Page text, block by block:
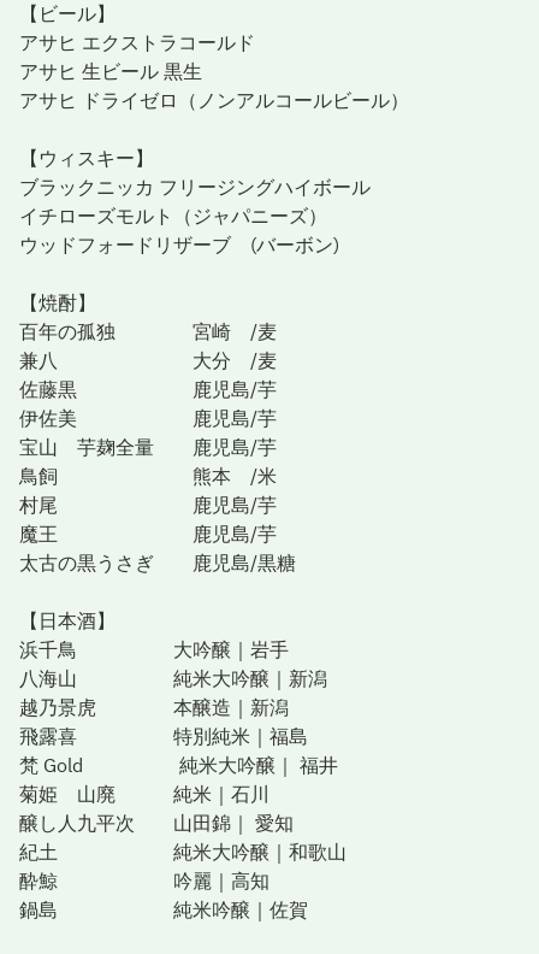
【ビール】
アサヒ エクストラコールド
アサヒ 生ビール 黒生
アサヒ ドライゼロ（ノンアルコールビール）
【ウィスキー】
ブラックニッカ フリージングハイボール
イチローズモルト（ジャパニーズ）
ウッドフォードリザーブ (バーボン)
【焼酎】
百年の孤独 宮崎 /麦
兼八 大分 /麦
佐藤黒 鹿児島/芋
伊佐美 鹿児島/芋
宝山 芋麹全量 鹿児島/芋
鳥飼 熊本 /米
村尾 鹿児島/芋
魔王 鹿児島/芋
太古の黒うさぎ 鹿児島/黒糖
【日本酒】
浜千鳥 大吟醸｜岩手
八海山 純米大吟醸｜新潟
越乃景虎 本醸造｜新潟
飛露喜 特別純米｜福島
梵 Gold 純米大吟醸｜ 福井
菊姫 山廃 純米｜石川
醸し人九平次 山田錦｜ 愛知
紀土 純米大吟醸｜和歌山
酔鯨 吟麗｜高知
鍋島 純米吟醸｜佐賀